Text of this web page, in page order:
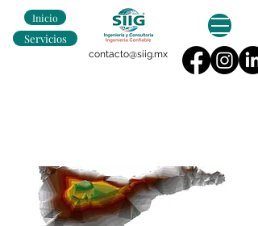
Inicio
Servicios
contacto@siig.mx